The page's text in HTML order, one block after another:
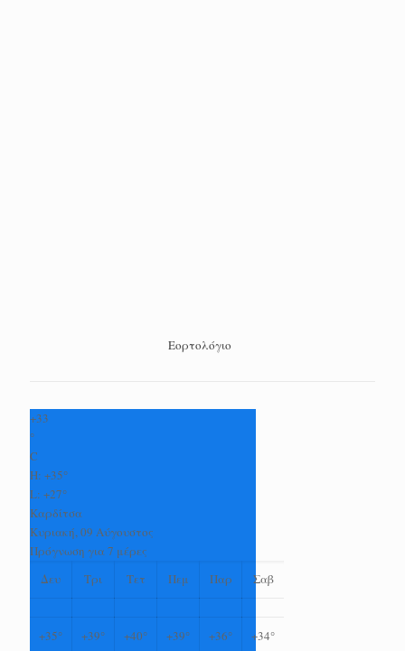
Εορτολόγιο
+33
°
C
H: +35°
L: +27°
Καρδίτσα
Κυριακή, 09 Αύγουστος
Πρόγνωση για 7 μέρες
Δευ
Τρι Τετ Πεμ Παρ Σαβ
+35° +39° +40° +39° +36° +34°